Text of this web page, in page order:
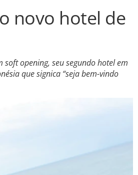
novo hotel de
opening, seu segundo hotel em
que signica “seja bem-vindo